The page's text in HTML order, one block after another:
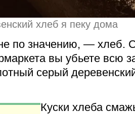
хлеб я пеку дома
по значению, — хлеб.
вы убьете всю
серый
Куски хлеба